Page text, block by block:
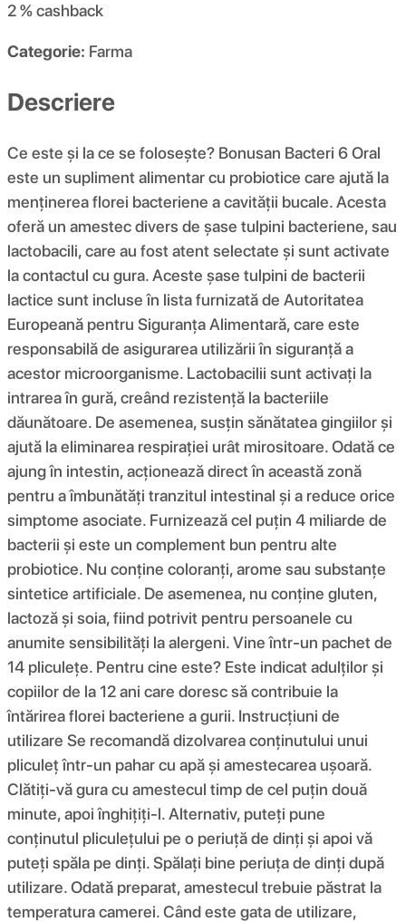
2 %cashback
Categorie: Farma
Descriere
Ce este și la ce se folosește? Bonusan Bacteri 6 Oral
este un supliment alimentar cu probiotice care ajută la
menținerea florei bacteriene a cavității bucale. Acesta
oferă un amestec divers de șase tulpini bacteriene, sau
lactobacili, care au fost atent selectate și sunt activate
la contactul cu gura. Aceste șase tulpini de bacterii
lactice sunt incluse în lista furnizată de Autoritatea
Europeană pentru Siguranța Alimentară, care este
responsabilă de asigurarea utilizării în siguranță a
acestor microorganisme. Lactobacilii sunt activați la
intrarea în gură, creând rezistență la bacteriile
dăunătoare. De asemenea, susțin sănătatea gingiilor și
ajută la eliminarea respirației urât mirositoare. Odată ce
ajung în intestin, acționează direct în această zonă
pentru a îmbunătăți tranzitul intestinal și a reduce orice
simptome asociate. Furnizează cel puțin 4 miliarde de
bacterii și este un complement bun pentru alte
probiotice. Nu conține coloranți, arome sau substanțe
sintetice artificiale. De asemenea, nu conține gluten,
lactoză și soia, fiind potrivit pentru persoanele cu
anumite sensibilități la alergeni. Vine într-un pachet de
14 pliculețe. Pentru cine este? Este indicat adulților și
copiilor de la 12 ani care doresc să contribuie la
întărirea florei bacteriene a gurii. Instrucțiuni de
utilizare Se recomandă dizolvarea conținutului unui
pliculeț într-un pahar cu apă și amestecarea ușoară.
Clătiți-vă gura cu amestecul timp de cel puțin două
minute, apoi înghițiți-l. Alternativ, puteți pune
conținutul pliculețului pe o periuță de dinți și apoi vă
puteți spăla pe dinți. Spălați bine periuța de dinți după
utilizare. Odată preparat, amestecul trebuie păstrat la
temperatura camerei. Când este gata de utilizare,